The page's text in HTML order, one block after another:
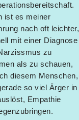
ist es meiner
nach oft leichter,
mit einer Diagnose
zu
als zu schauen,
diesem Menschen,
so viel Ärger in
Empathie